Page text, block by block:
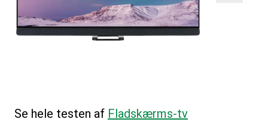
Se hele testen af Fladskærms-tv